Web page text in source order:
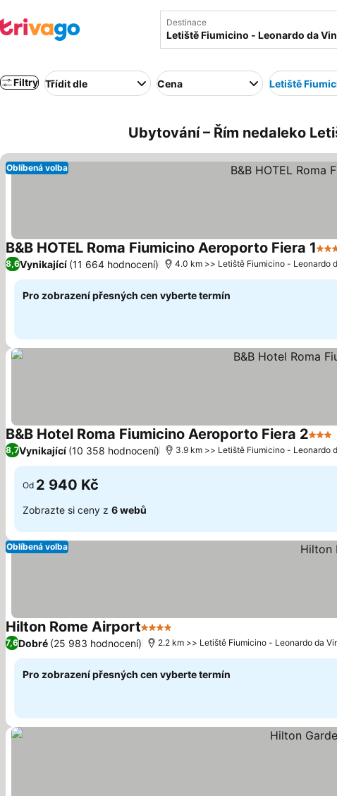
Destinace
Filtry Třídit dle Cena Letiště
Ubytování – Řím nedaleko
Oblíbená volba
B&B HOTEL Roma Fiumicino Aeroporto Fiera 13
8,6Vynikající (11 664 hodnocení) 4.0 km >> Letiště Fiumicino - Leonardo
Pro zobrazení přesných cen vyberte termín
B&B Hotel Roma Fiumicino Aeroporto Fiera 23
8,7Vynikající (10 358 hodnocení) 3.9 km >> Letiště Fiumicino - Leonardo
Od 2 940 Kč
Zobrazte si ceny z 6 webů
Oblíbená volba
Hilton Rome Airport4 Počet hvězdiček
7,6Dobré (25 983 hodnocení) 2.2 km >> Letiště Fiumicino - Leonardo da
Pro zobrazení přesných cen vyberte termín